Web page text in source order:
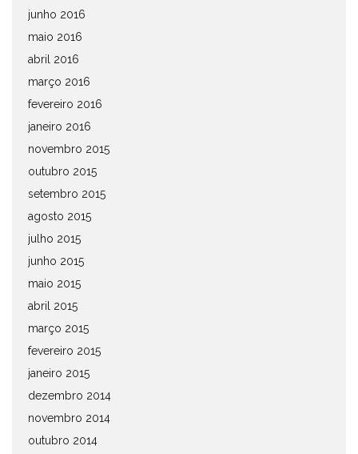
junho 2016
maio 2016
abril 2016
março 2016
fevereiro 2016
janeiro 2016
novembro 2015
outubro 2015
setembro 2015
agosto 2015
julho 2015
junho 2015
maio 2015
abril 2015
março 2015
fevereiro 2015
janeiro 2015
dezembro 2014
novembro 2014
outubro 2014